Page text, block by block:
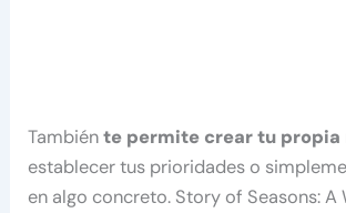
Tambiénte permite crear tu propia
establecer tus prioridades o
en algo concreto. Story of Seasons: A